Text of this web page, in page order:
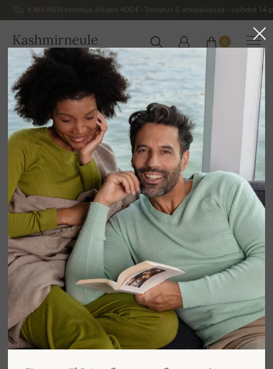
ILMAINEN toimitus alkaen 400 € - Toimitus 5 arkipäivässä – Vaihdot
Kashmirneule
SUOMI
0
Kotiin Miesten kashmirneuleet